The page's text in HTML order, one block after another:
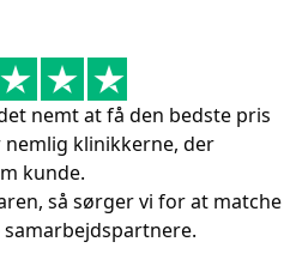
nemt at få den bedste pris
nemlig klinikkerne, der
kunde.
så sørger vi for at matche